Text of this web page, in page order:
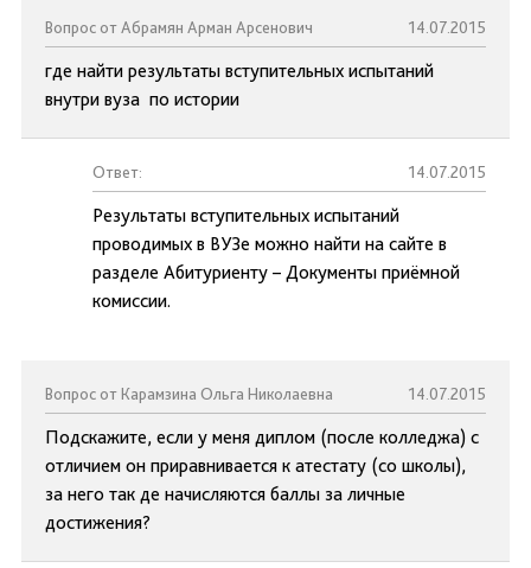
Вопрос от Абрамян Арман Арсенович 14.07.2015
где найти результаты вступительных испытаний
внутри вуза по истории
Ответ: 14.07.2015
Результаты вступительных испытаний
проводимых в ВУЗе можно найти на сайте в
разделе Абитуриенту – Документы приёмной
комиссии.
Вопрос от Карамзина Ольга Николаевна 14.07.2015
Подскажите, если у меня диплом (после колледжа) с
отличием он приравнивается к атестату (со школы),
за него так де начисляются баллы за личные
достижения?